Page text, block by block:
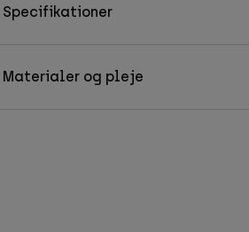
Specifikationer
Materialer og pleje